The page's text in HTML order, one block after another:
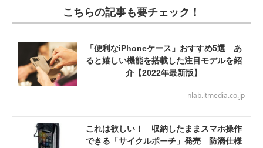
こちらの記事も要チェック！
「便利なiPhoneケース」おすすめ5選 あ
ると嬉しい機能を搭載した注目モデルを紹
介【2022年最新版】
nlab.itmedia.co.jp
これは欲しい！ 収納したままスマホ操作
できる「サイクルポーチ」発売 防滴仕様